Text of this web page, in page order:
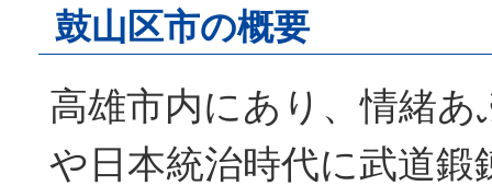
鼓山区市の概要
高雄市内にあり、情緒あ
や日本統治時代に武道鍛